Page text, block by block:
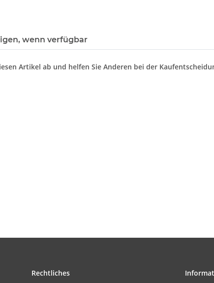
wenn verfügbar
Artikel ab und helfen Sie Anderen bei der
Rechtliches